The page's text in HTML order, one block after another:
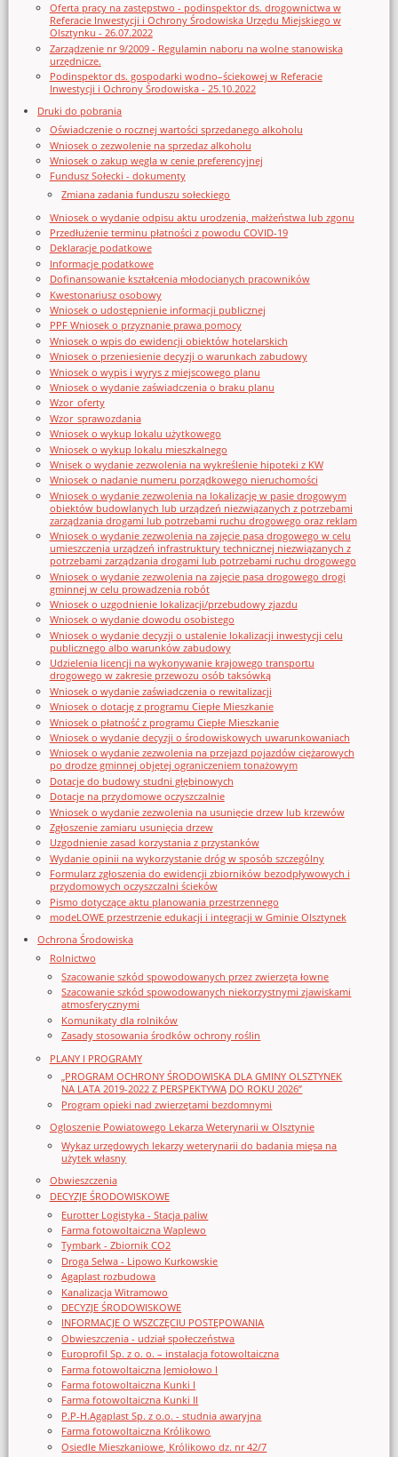
Oferta pracy na zastępstwo - podinspektor ds. drogownictwa w
Referacie Inwestycji i Ochrony Środowiska Urzędu Miejskiego w
Olsztynku - 26.07.2022
Zarządzenie nr 9/2009 - Regulamin naboru na wolne stanowiska
urzędnicze.
Podinspektor ds. gospodarki wodno–ściekowej w Referacie
Inwestycji i Ochrony Środowiska - 25.10.2022
Druki do pobrania
Oświadczenie o rocznej wartości sprzedanego alkoholu
Wniosek o zezwolenie na sprzedaz alkoholu
Wniosek o zakup węgla w cenie preferencyjnej
Fundusz Sołecki - dokumenty
Zmiana zadania funduszu sołeckiego
Wniosek o wydanie odpisu aktu urodzenia, małżeństwa lub zgonu
Przedłużenie terminu płatności z powodu COVID-19
Deklaracje podatkowe
Informacje podatkowe
Dofinansowanie kształcenia młodocianych pracowników
Kwestonariusz osobowy
Wniosek o udostępnienie informacji publicznej
PPF Wniosek o przyznanie prawa pomocy
Wniosek o wpis do ewidencji obiektów hotelarskich
Wniosek o przeniesienie decyzji o warunkach zabudowy
Wniosek o wypis i wyrys z miejscowego planu
Wniosek o wydanie zaświadczenia o braku planu
Wzor_oferty
Wzor_sprawozdania
Wniosek o wykup lokalu użytkowego
Wniosek o wykup lokalu mieszkalnego
Wnisek o wydanie zezwolenia na wykreślenie hipoteki z KW
Wniosek o nadanie numeru porządkowego nieruchomości
Wniosek o wydanie zezwolenia na lokalizację w pasie drogowym
obiektów budowlanych lub urządzeń niezwiązanych z potrzebami
zarządzania drogami lub potrzebami ruchu drogowego oraz reklam
Wniosek o wydanie zezwolenia na zajęcie pasa drogowego w celu
umieszczenia urządzeń infrastruktury technicznej niezwiązanych z
potrzebami zarządzania drogami lub potrzebami ruchu drogowego
Wniosek o wydanie zezwolenia na zajęcie pasa drogowego drogi
gminnej w celu prowadzenia robót
Wniosek o uzgodnienie lokalizacji/przebudowy zjazdu
Wniosek o wydanie dowodu osobistego
Wniosek o wydanie decyzji o ustalenie lokalizacji inwestycji celu
publicznego albo warunków zabudowy
Udzielenia licencji na wykonywanie krajowego transportu
drogowego w zakresie przewozu osób taksówką
Wniosek o wydanie zaświadczenia o rewitalizacji
Wniosek o dotację z programu Ciepłe Mieszkanie
Wniosek o płatność z programu Ciepłe Mieszkanie
Wniosek o wydanie decyzji o środowiskowych uwarunkowaniach
Wniosek o wydanie zezwolenia na przejazd pojazdów ciężarowych
po drodze gminnej objętej ograniczeniem tonażowym
Dotacje do budowy studni głębinowych
Dotacje na przydomowe oczyszczalnie
Wniosek o wydanie zezwolenia na usunięcie drzew lub krzewów
Zgłoszenie zamiaru usunięcia drzew
Uzgodnienie zasad korzystania z przystanków
Wydanie opinii na wykorzystanie dróg w sposób szczególny
Formularz zgłoszenia do ewidencji zbiorników bezodpływowych i
przydomowych oczyszczalni ścieków
Pismo dotyczące aktu planowania przestrzennego
modeLOWE przestrzenie edukacji i integracji w Gminie Olsztynek
Ochrona Środowiska
Rolnictwo
Szacowanie szkód spowodowanych przez zwierzęta łowne
Szacowanie szkód spowodowanych niekorzystnymi zjawiskami
atmosferycznymi
Komunikaty dla rolników
Zasady stosowania środków ochrony roślin
PLANY I PROGRAMY
„PROGRAM OCHRONY ŚRODOWISKA DLA GMINY OLSZTYNEK
NA LATA 2019-2022 Z PERSPEKTYWĄ DO ROKU 2026”
Program opieki nad zwierzętami bezdomnymi
Ogloszenie Powiatowego Lekarza Weterynarii w Olsztynie
Wykaz urzędowych lekarzy weterynarii do badania mięsa na
użytek własny
Obwieszczenia
DECYZJE ŚRODOWISKOWE
Eurotter Logistyka - Stacja paliw
Farma fotowoltaiczna Waplewo
Tymbark - Zbiornik CO2
Droga Selwa - Lipowo Kurkowskie
Agaplast rozbudowa
Kanalizacja Witramowo
DECYZJE ŚRODOWISKOWE
INFORMACJE O WSZCZĘCIU POSTĘPOWANIA
Obwieszczenia - udział społeczeństwa
Europrofil Sp. z o. o. – instalacja fotowoltaiczna
Farma fotowoltaiczna Jemiołowo I
Farma fotowoltaiczna Kunki I
Farma fotowoltaiczna Kunki II
P.P-H.Agaplast Sp. z o.o. - studnia awaryjna
Farma fotowoltaiczna Królikowo
Osiedle Mieszkaniowe, Królikowo dz. nr 42/7